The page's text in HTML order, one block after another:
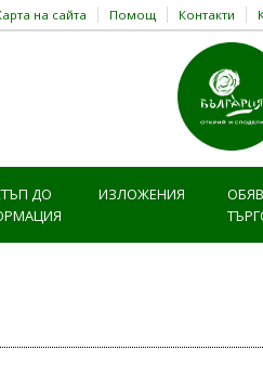
на сайта Помощ Контакти
ДО
ИЗЛОЖЕНИЯ